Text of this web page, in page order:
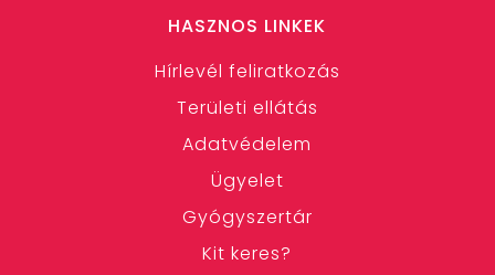
HASZNOS LINKEK
Hírlevél feliratkozás
Területi ellátás
Adatvédelem
Ügyelet
Gyógyszertár
Kit keres?